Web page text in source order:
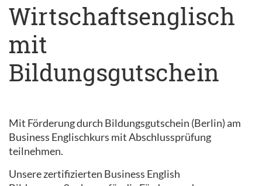
Wirtschaftsenglisch
mit
Bildungsgutschein
Mit Förderung durch Bildungsgutschein (Berlin) am
Business Englischkurs mit Abschlussprüfung
teilnehmen.
Unsere zertifizierten Business English